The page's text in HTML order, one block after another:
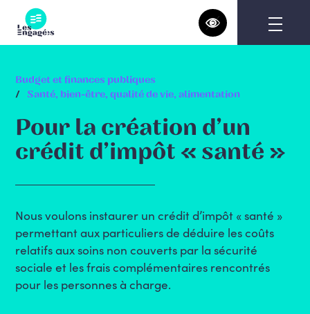
content
Budget et finances publiques
Santé, bien-être, qualité de vie, alimentation
Pour la création d’un
crédit d’impôt « santé »
Nous voulons instaurer un crédit d’impôt « santé »
permettant aux particuliers de déduire les coûts
relatifs aux soins non couverts par la sécurité
sociale et les frais complémentaires rencontrés
pour les personnes à charge.